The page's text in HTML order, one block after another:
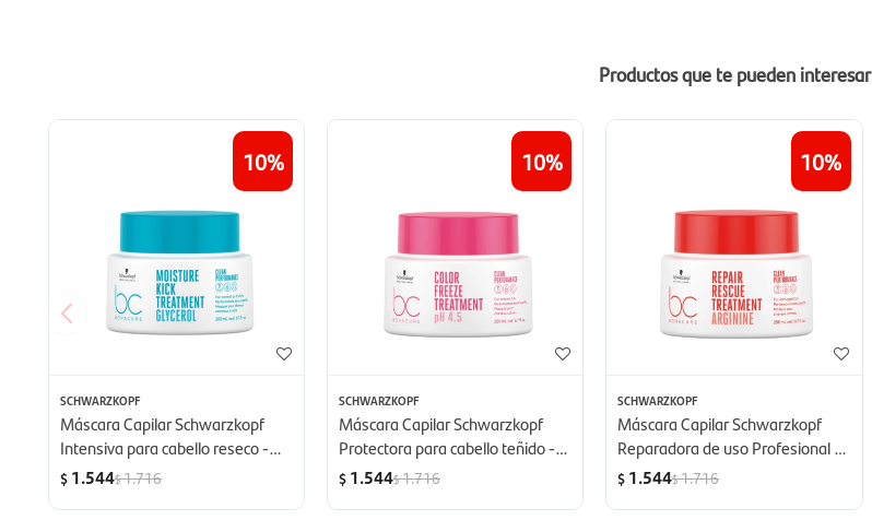
Productos que te pueden interesar
10
SCHWARZKOPF
Máscara Capilar Schwarzkopf
Intensiva para cabello reseco -
200 ml
$ 1.544$1.716
10
SCHWARZKOPF
Máscara Capilar Schwarzkopf
Protectora para cabello teñido -
200 ml
$ 1.544$1.716
10
SCHWARZKOPF
Máscara Capilar Schwarzkopf
Reparadora de uso Profesional -
200 ml
$ 1.544$1.716